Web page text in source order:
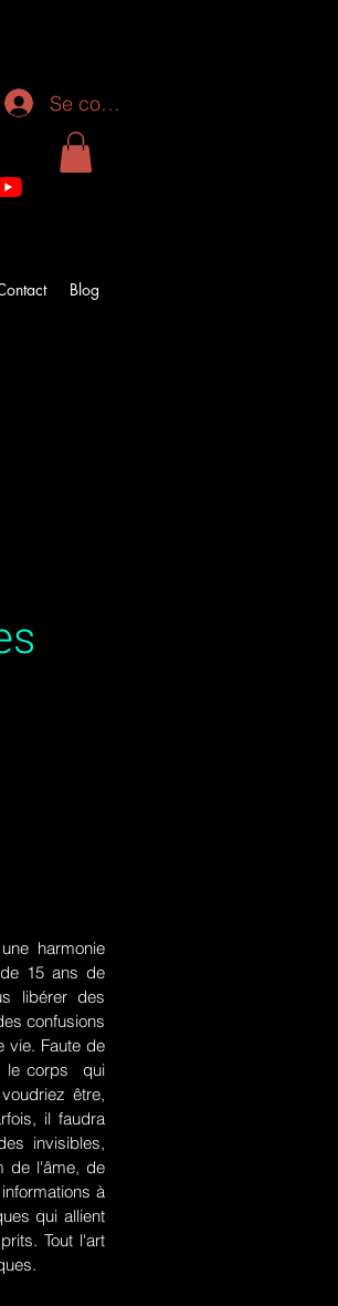
Se connecter
Blog
harmonie
15 ans de
libérer des
confusions
vie. Faute de
le corps qui
être,
il faudra
invisibles,
de l'âme, de
à
qui allient
Tout l'art